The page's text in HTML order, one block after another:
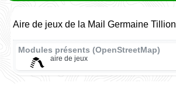
Aire de jeux de la Mail Germaine Tillion
Modules présents (OpenStreetMap)
aire de jeux